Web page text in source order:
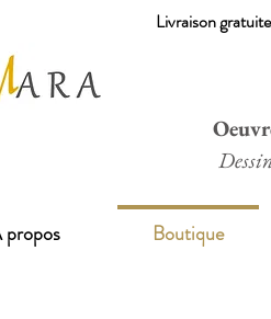
Livraison
propos Boutique